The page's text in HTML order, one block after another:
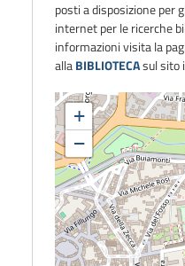
posti a disposizione per
internet per le ricerche
informazioni visita la
allaBIBLIOTECAsul sito
+
−